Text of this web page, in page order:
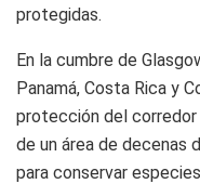
protegidas.
En la cumbre de
Panamá, Costa Rica y
protección del
de un área de decenas
para conservar